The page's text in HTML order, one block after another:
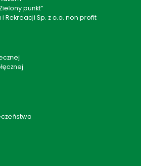
punkt”
Rekreacji Sp. z o.o. non profit